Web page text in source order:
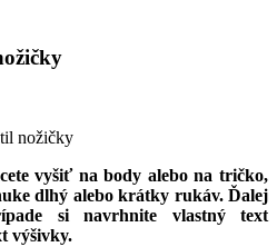
nožičky
vyšiť na body alebo na tričko,
dlhý alebo krátky rukáv. Ďalej
si navrhnite vlastný text
výšivky.